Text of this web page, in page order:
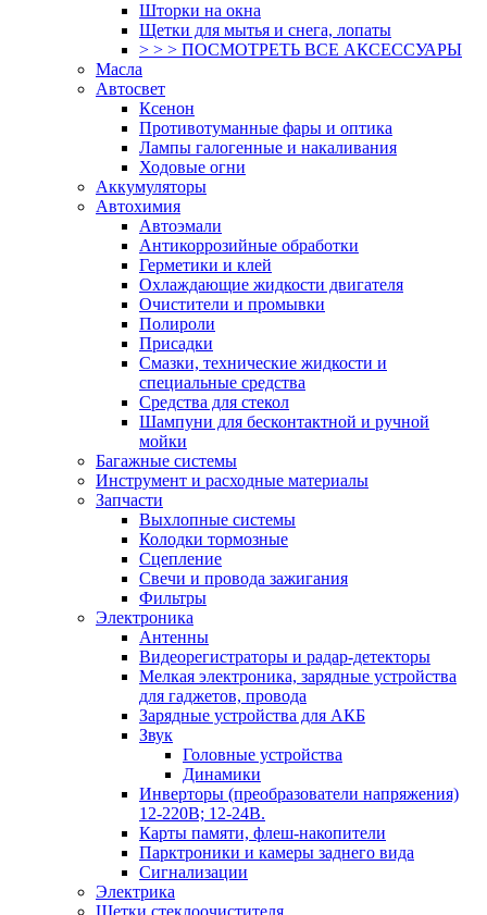
Шторки на окна
Щетки для мытья и снега, лопаты
> > > ПОСМОТРЕТЬ ВСЕ АКСЕССУАРЫ
Масла
Автосвет
Ксенон
Противотуманные фары и оптика
Лампы галогенные и накаливания
Ходовые огни
Аккумуляторы
Автохимия
Автоэмали
Антикоррозийные обработки
Герметики и клей
Охлаждающие жидкости двигателя
Очистители и промывки
Полироли
Присадки
Смазки, технические жидкости и
специальные средства
Средства для стекол
Шампуни для бесконтактной и ручной
мойки
Багажные системы
Инструмент и расходные материалы
Запчасти
Выхлопные системы
Колодки тормозные
Сцепление
Свечи и провода зажигания
Фильтры
Электроника
Антенны
Видеорегистраторы и радар-детекторы
Мелкая электроника, зарядные устройства
для гаджетов, провода
Зарядные устройства для АКБ
Звук
Головные устройства
Динамики
Инверторы (преобразователи напряжения)
12-220В; 12-24В.
Карты памяти, флеш-накопители
Парктроники и камеры заднего вида
Сигнализации
Электрика
Щетки стеклоочистителя